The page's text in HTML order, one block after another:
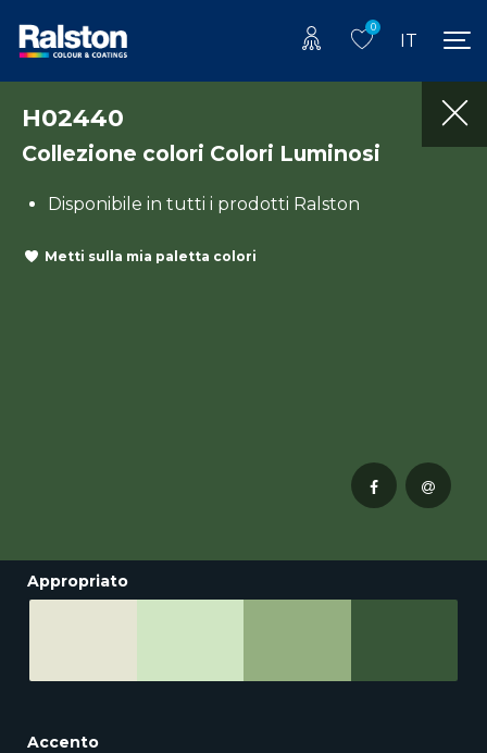
0
IT
H02440
Collezione colori Colori Luminosi
Disponibile in tutti i prodotti Ralston
Metti sulla mia paletta colori
Appropriato
Accento